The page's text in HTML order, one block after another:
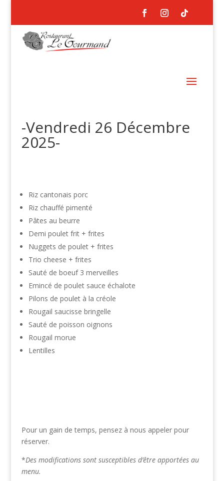
-Vendredi 26 Décembre
2025-
Riz cantonais porc
Riz chauffé pimenté
Pâtes au beurre
Demi poulet frit + frites
Nuggets de poulet + frites
Trio cheese + frites
Sauté de boeuf 3 merveilles
Emincé de poulet sauce échalote
Pilons de poulet à la créole
Rougail saucisse bringelle
Sauté de poisson oignons
Rougail morue
Lentilles
Pour un gain de temps, pensez à nous appeler pour
réserver.
*Des modifications sont susceptibles d’être apportées au
menu.